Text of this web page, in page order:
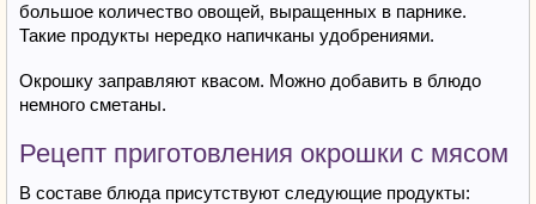
большое количество овощей, выращенных в парнике.
Такие продукты нередко напичканы удобрениями.
Окрошку заправляют квасом. Можно добавить в блюдо
немного сметаны.
Рецепт приготовления окрошки с мясом
В составе блюда присутствуют следующие продукты: